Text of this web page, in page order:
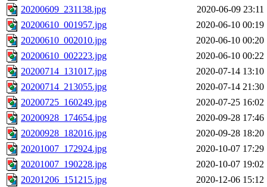
20200609_231138.jpg
2020-06-09 23:11
20200610_001957.jpg
2020-06-10 00:19
20200610_002010.jpg
2020-06-10 00:20
20200610_002223.jpg
2020-06-10 00:22
20200714_131017.jpg
2020-07-14 13:10
20200714_213055.jpg
2020-07-14 21:30
20200725_160249.jpg
2020-07-25 16:02
20200928_174654.jpg
2020-09-28 17:46
20200928_182016.jpg
2020-09-28 18:20
20201007_172924.jpg
2020-10-07 17:29
20201007_190228.jpg
2020-10-07 19:02
20201206_151215.jpg
2020-12-06 15:12